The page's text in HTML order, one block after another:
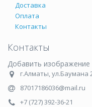
Доставка
Оплата
Контакты
Контакты
Добавить изображение
г.Алматы, ул.Баумана
87017186036@mail.ru
+7 (727) 392-36-21